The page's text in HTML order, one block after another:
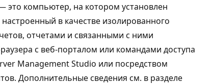
это компьютер, на котором установлен
в качестве изолированного
отчетами и связанными с ними
с веб-порталом или командами доступа
Management Studio или посредством
Дополнительные сведения см. в разделе